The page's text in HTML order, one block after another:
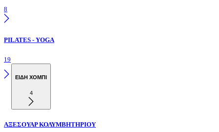
8
PILATES - YOGA
19
ΕΙΔΗ ΧΟΜΠΙ
4
ΑΞΕΣΟΥΑΡ ΚΟΛΥΜΒΗΤΗΡΙΟΥ